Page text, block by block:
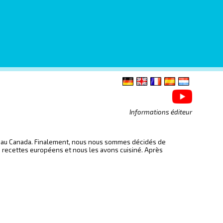
Informations éditeur
Canada. Finalement, nous nous sommes décidés de
européens et nous les avons cuisiné. Après